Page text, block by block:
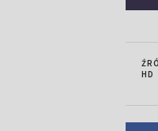
HD